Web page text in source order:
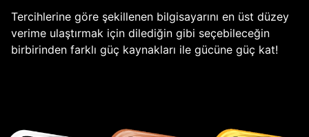
Tercihlerine göre şekillenen bilgisayarını en üst düzey
verime ulaştırmak için dilediğin gibi seçebileceğin
birbirinden farklı güç kaynakları ile gücüne güç kat!